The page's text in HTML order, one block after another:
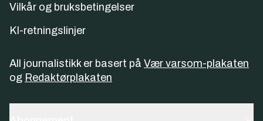
Vilkår og bruksbetingelser
KI-retningslinjer
All journalistikk er basert på Vær varsom-plakaten
og Redaktørplakaten